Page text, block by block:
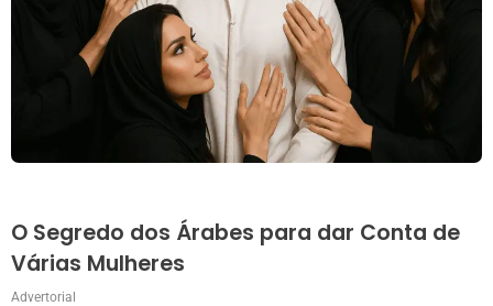
O Segredo dos Árabes para dar Conta de
Várias Mulheres
Advertorial